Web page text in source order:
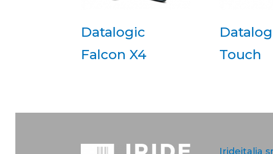
Datalogic
Falcon X4
Touch
Irideitalia